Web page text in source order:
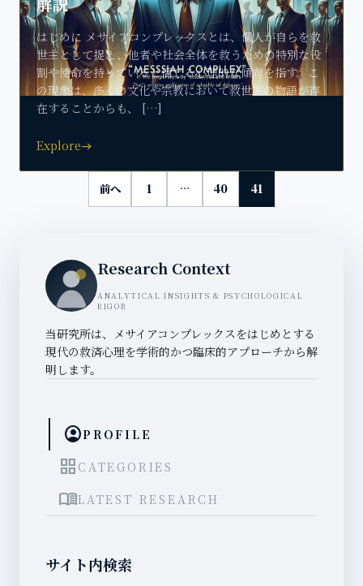
はじめに メサイアコンプレックスとは、個人が自らを救
世主として捉え、他者や社会全体を救うための特別な役
割や使命を持っていると信じる心理的な傾向を指す。こ
の現象は、多くの文化や宗教において救世主の物語が存
在することからも、 […]
Exploreeast
前へ 1 … 40 41
Research Context
ANALYTICAL INSIGHTS & PSYCHOLOGICAL
RIGOR
当研究所は、メサイアコンプレックスをはじめとする
現代の救済心理を学術的かつ臨床的アプローチから解
明します。
account_circlePROFILE
grid_view CATEGORIES
menu_bookLATEST RESEARCH
サイト内検索